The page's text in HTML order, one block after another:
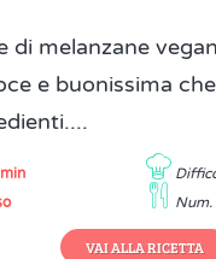
di melanzane
e buonissima
VAI ALLA RICETTA